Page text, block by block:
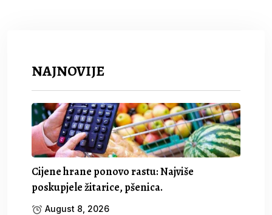
NAJNOVIJE
Cijene hrane ponovo rastu: Najviše
poskupjele žitarice, pšenica.
August 8, 2026